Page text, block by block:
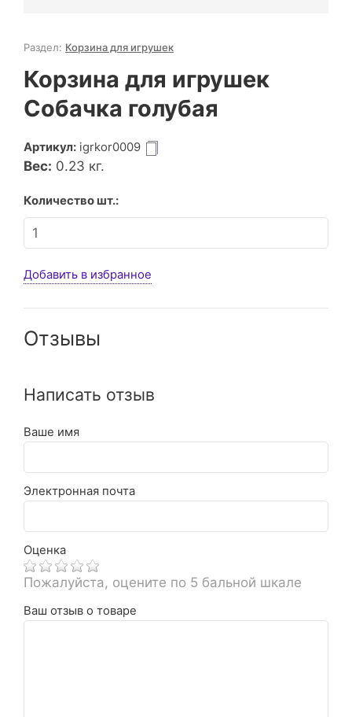
Раздел: Корзина для игрушек
Корзина для игрушек
Собачка голубая
Артикул: igrkor0009
Вес: 0.23 кг.
Количество шт.:
Добавить в избранное
Отзывы
Написать отзыв
Ваше имя
Электронная почта
Оценка
Пожалуйста, оцените по 5 бальной шкале
Ваш отзыв о товаре